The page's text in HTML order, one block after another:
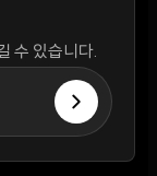
수 있습니다.